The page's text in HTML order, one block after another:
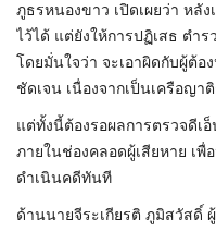
ภูธรหนองขาว เปิดเผยว่า หลั
ไว้ได้ แต่ยังให้การปฏิเสธ ตำ
โดยมั่นใจว่า จะเอาผิดกับผู้ต้อ
ชัดเจน เนื่องจากเป็นเครือญา
แต่ทั้งนี้ต้องรอผลการตรวจดีเ
ภายในช่องคลอดผู้เสียหาย เพื่
ดำเนินคดีทันที
ด้านนายจีระเกียรติ ภูมิสวัสดิ์